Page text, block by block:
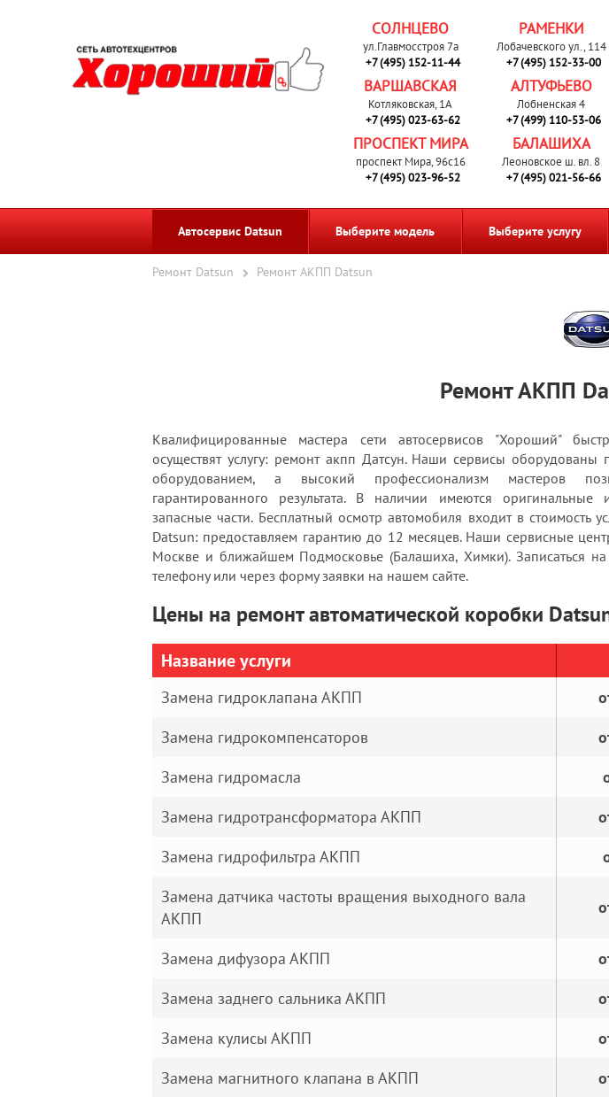
СОЛНЦЕВО
ул.Главмосстроя 7а
+7 (495) 152-11-44
РАМЕНКИ
Лобачевского ул., 114
+7 (495) 152-33-00
ВАРШАВСКАЯ
Котляковская, 1А
+7 (495) 023-63-62
АЛТУФЬЕВО
Лобненская 4
+7 (499) 110-53-06
ПРОСПЕКТ МИРА
проспект Мира, 96с16
+7 (495) 023-96-52
БАЛАШИХА
Леоновское ш. вл. 8
+7 (495) 021-56-66
Автосервис Datsun Выберите модель Выберите услугу
Ремонт Datsun Ремонт АКПП Datsun
Ремонт АКПП
Квалифицированные мастера сети автосервисов "Хороший"
осуществят услугу: ремонт акпп Датсун. Наши сервисы оборудованы
оборудованием, а высокий профессионализм мастеров
гарантированного результата. В наличии имеются оригинальные
запасные части. Бесплатный осмотр автомобиля входит в стоимость
Datsun: предоставляем гарантию до 12 месяцев. Наши сервисные
Москве и ближайшем Подмосковье (Балашиха, Химки). Записаться
телефону или через форму заявки на нашем сайте.
Цены на ремонт автоматической коробки
Название услуги
Замена гидроклапана АКПП
Замена гидрокомпенсаторов
Замена гидромасла
Замена гидротрансформатора АКПП
Замена гидрофильтра АКПП
Замена датчика частоты вращения выходного вала
АКПП
Замена дифузора АКПП
Замена заднего сальника АКПП
Замена кулисы АКПП
Замена магнитного клапана в АКПП